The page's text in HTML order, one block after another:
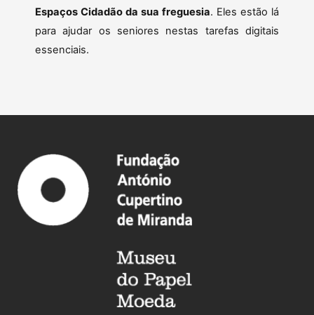
Espaços Cidadão da sua freguesia. Eles estão lá
para ajudar os seniores nestas tarefas digitais
essenciais.